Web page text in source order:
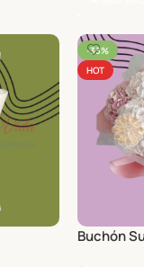
-33%
HOT
Buchón